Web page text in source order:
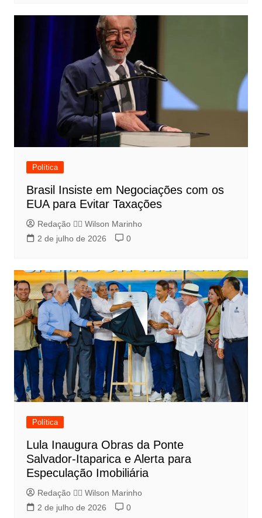
Política
Brasil Insiste em Negociações com os
EUA para Evitar Taxações
Redação 👨‍⚖️​ Wilson Marinho
2 de julho de 2026
0
Política
Lula Inaugura Obras da Ponte
Salvador-Itaparica e Alerta para
Especulação Imobiliária
Redação 👨‍⚖️​ Wilson Marinho
2 de julho de 2026
0